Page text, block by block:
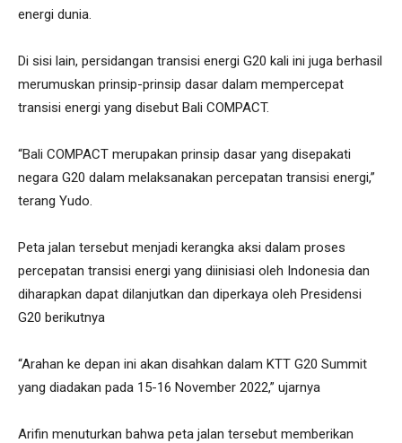
energi dunia.
Di sisi lain, persidangan transisi energi G20 kali ini juga berhasil
merumuskan prinsip-prinsip dasar dalam mempercepat
transisi energi yang disebut Bali COMPACT.
“Bali COMPACT merupakan prinsip dasar yang disepakati
negara G20 dalam melaksanakan percepatan transisi energi,”
terang Yudo.
Peta jalan tersebut menjadi kerangka aksi dalam proses
percepatan transisi energi yang diinisiasi oleh Indonesia dan
diharapkan dapat dilanjutkan dan diperkaya oleh Presidensi
G20 berikutnya
“Arahan ke depan ini akan disahkan dalam KTT G20 Summit
yang diadakan pada 15-16 November 2022,” ujarnya
Arifin menuturkan bahwa peta jalan tersebut memberikan